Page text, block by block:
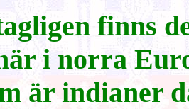
finns
i norra
är indianer